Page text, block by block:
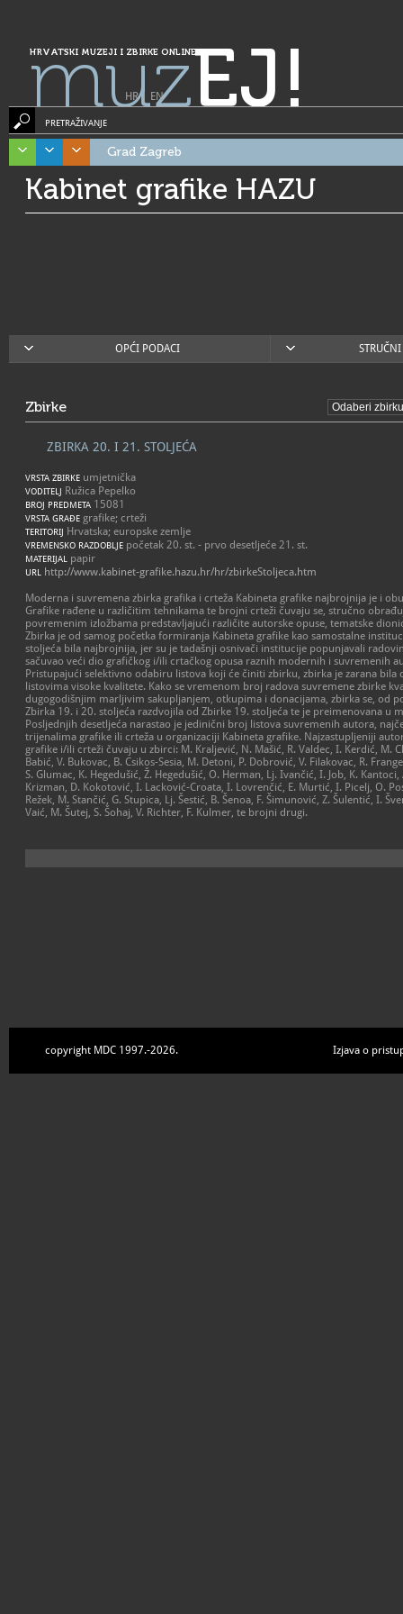
HRVATSKI MUZEJI I ZBIRKE ONLINE
muzEJ!
HR| EN
PRETRAŽIVANJE
Grad Zagreb
Kabinet grafike HAZU
OPĆI PODACI
Zbirke
ZBIRKA 20. I 21. STOLJEĆA
VRSTA ZBIRKE umjetnička
VODITELJ Ružica Pepelko
BROJ PREDMETA 15081
VRSTA GRAĐE grafike; crteži
TERITORIJ Hrvatska; europske zemlje
VREMENSKO RAZDOBLJE početak 20. st. - prvo desetljeće 21. st.
MATERIJAL papir
URL http://www.kabinet-grafike.hazu.hr/hr/zbirkeStoljeca.htm
Moderna i suvremena zbirka grafika i crteža Kabineta grafike najbrojnija je i
Grafike rađene u različitim tehnikama te brojni crteži čuvaju se, stručno
povremenim izložbama predstavljajući različite autorske opuse, tematske
Zbirka je od samog početka formiranja Kabineta grafike kao samostalne
stoljeća bila najbrojnija, jer su je tadašnji osnivači institucije popunjavali
sačuvao veći dio grafičkog i/ili crtačkog opusa raznih modernih i suvremenih
Pristupajući selektivno odabiru listova koji će činiti zbirku, zbirka je zarana
listovima visoke kvalitete. Kako se vremenom broj radova suvremene zbirke
dugogodišnjim marljivim sakupljanjem, otkupima i donacijama, zbirka se, od
Zbirka 19. i 20. stoljeća razdvojila od Zbirke 19. stoljeća te je preimenovana u
Posljednjih desetljeća narastao je jedinični broj listova suvremenih autora,
trijenalima grafike ili crteža u organizaciji Kabineta grafike. Najzastupljeniji
grafike i/ili crteži čuvaju u zbirci: M. Kraljević, N. Mašić, R. Valdec, I. Kerdić, M.
Babić, V. Bukovac, B. Csikos-Sesia, M. Detoni, P. Dobrović, V. Filakovac, R.
S. Glumac, K. Hegedušić, Ž. Hegedušić, O. Herman, Lj. Ivančić, I. Job, K.
Krizman, D. Kokotović, I. Lacković-Croata, I. Lovrenčić, E. Murtić, I. Picelj, O.
Režek, M. Stančić, G. Stupica, Lj. Šestić, B. Šenoa, F. Šimunović, Z. Šulentić, I.
Vaić, M. Šutej, S. Šohaj, V. Richter, F. Kulmer, te brojni drugi.
copyright MDC 1997.-2026. Izjava o